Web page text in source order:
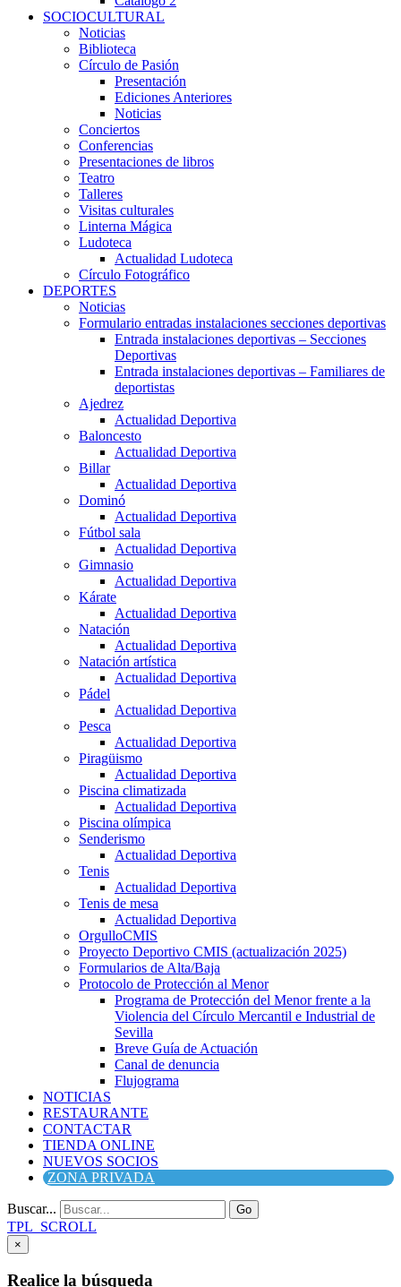
SOCIOCULTURAL
Noticias
Biblioteca
Círculo de Pasión
Presentación
Ediciones Anteriores
Noticias
Conciertos
Conferencias
Presentaciones de libros
Teatro
Talleres
Visitas culturales
Linterna Mágica
Ludoteca
Actualidad Ludoteca
Círculo Fotográfico
DEPORTES
Noticias
Formulario entradas instalaciones secciones deportivas
Entrada instalaciones deportivas – Secciones
Deportivas
Entrada instalaciones deportivas – Familiares de
deportistas
Ajedrez
Actualidad Deportiva
Baloncesto
Actualidad Deportiva
Billar
Actualidad Deportiva
Dominó
Actualidad Deportiva
Fútbol sala
Actualidad Deportiva
Gimnasio
Actualidad Deportiva
Kárate
Actualidad Deportiva
Natación
Actualidad Deportiva
Natación artística
Actualidad Deportiva
Pádel
Actualidad Deportiva
Pesca
Actualidad Deportiva
Piragüismo
Actualidad Deportiva
Piscina climatizada
Actualidad Deportiva
Piscina olímpica
Senderismo
Actualidad Deportiva
Tenis
Actualidad Deportiva
Tenis de mesa
Actualidad Deportiva
OrgulloCMIS
Proyecto Deportivo CMIS (actualización 2025)
Formularios de Alta/Baja
Protocolo de Protección al Menor
Programa de Protección del Menor frente a la
Violencia del Círculo Mercantil e Industrial de
Sevilla
Breve Guía de Actuación
Canal de denuncia
Flujograma
NOTICIAS
RESTAURANTE
CONTACTAR
TIENDA ONLINE
NUEVOS SOCIOS
ZONA PRIVADA
Buscar... Go
TPL_SCROLL
×
Realice la búsqueda